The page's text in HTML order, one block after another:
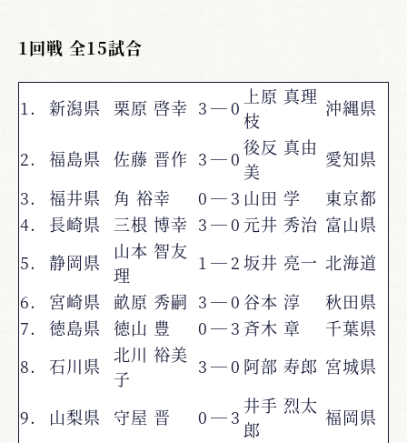
1回戦 全15試合
1. 新潟県 栗原 啓幸 3―0 上原 真理
枝
沖縄県
2. 福島県 佐藤 晋作 3―0後反 真由
美
愛知県
3.
福井県 角 裕幸 0―3 山田 学
東京都
4.
長崎県 三根 博幸 3―0 元井 秀治 富山県
5.
静岡県
山本 智友
理
1―2坂井 亮一 北海道
6.
宮崎県 畝原 秀嗣 3―0 谷本 淳
秋田県
7.
徳島県 徳山 豊 0―3 斉木 章
千葉県
8.
石川県
北川 裕美
子
3―0 阿部 寿郎 宮城県
9. 山梨県 守屋 晋 0―3 井手 烈太
郎
福岡県